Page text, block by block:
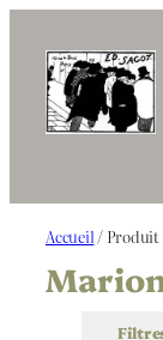
contenu
Accueil / Produit